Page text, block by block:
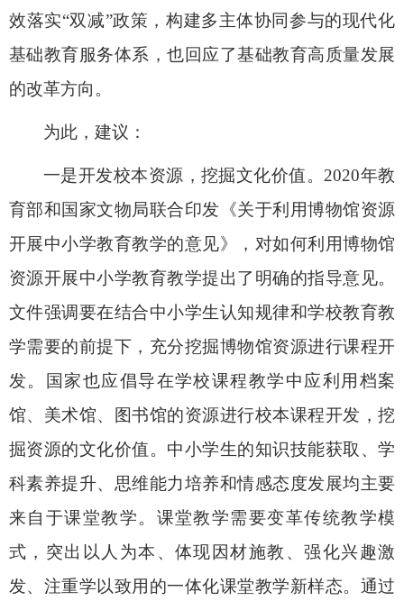
效落实“双减”政策，构建多主体协同参与的现代化
基础教育服务体系，也回应了基础教育高质量发展
的改革方向。
为此，建议：
一是开发校本资源，挖掘文化价值。 2020年教
育部和国家文物局联合印发《关于利用博物馆资源
开展中小学教育教学的意见》，对如何利用博物馆
资源开展中小学教育教学提出了明确的指导意见。
文件强调要在结合中小学生认知规律和学校教育教
学需要的前提下，充分挖掘博物馆资源进行课程开
发。国家也应倡导在学校课程教学中应利用档案
馆、美术馆、图书馆的资源进行校本课程开发，挖
掘资源的文化价值。中小学生的知识技能获取、学
科素养提升、思维能力培养和情感态度发展均主要
来自于课堂教学。课堂教学需要变革传统教学模
式，突出以人为本、体现因材施教、强化兴趣激
发、注重学以致用的一体化课堂教学新样态。通过